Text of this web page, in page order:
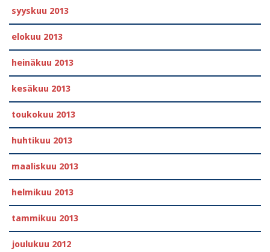
syyskuu 2013
elokuu 2013
heinäkuu 2013
kesäkuu 2013
toukokuu 2013
huhtikuu 2013
maaliskuu 2013
helmikuu 2013
tammikuu 2013
joulukuu 2012